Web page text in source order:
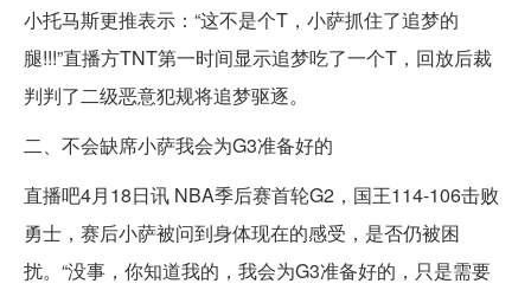
小托马斯更推表示：“这不是个T，小萨抓住了追梦的
腿!!!”直播方TNT第一时间显示追梦吃了一个T，回放后裁
判判了二级恶意犯规将追梦驱逐。
二、不会缺席小萨我会为G3准备好的
直播吧4月18日讯 NBA季后赛首轮G2，国王114-106击败
勇士，赛后小萨被问到身体现在的感受，是否仍被困
扰。“没事，你知道我的，我会为G3准备好的，只是需要